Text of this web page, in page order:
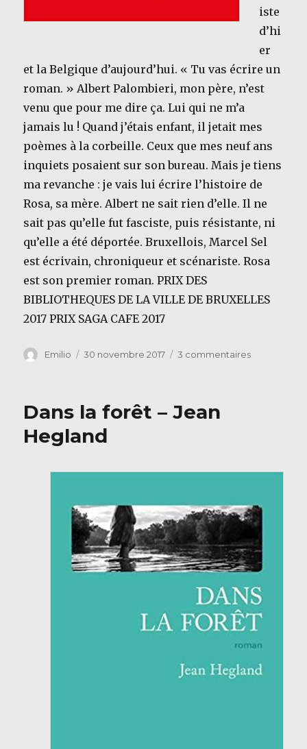
iste
d’hi
er
et la Belgique d’aujourd’hui. « Tu vas écrire un
roman. » Albert Palombieri, mon père, n’est
venu que pour me dire ça. Lui qui ne m’a
jamais lu ! Quand j’étais enfant, il jetait mes
poèmes à la corbeille. Ceux que mes neuf ans
inquiets posaient sur son bureau. Mais je tiens
ma revanche : je vais lui écrire l’histoire de
Rosa, sa mère. Albert ne sait rien d’elle. Il ne
sait pas qu’elle fut fasciste, puis résistante, ni
qu’elle a été déportée. Bruxellois, Marcel Sel
est écrivain, chroniqueur et scénariste. Rosa
est son premier roman. PRIX DES
BIBLIOTHEQUES DE LA VILLE DE BRUXELLES
2017 PRIX SAGA CAFE 2017
Auteur
Emilio
Publié
30 novembre 2017 3 commentairessur
Dans la forêt – Jean
Hegland